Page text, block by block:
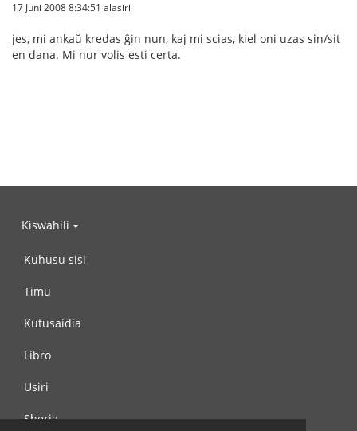
17 Juni 2008 8:34:51 alasiri
jes, mi ankaŭ kredas ĝin nun, kaj mi scias, kiel oni uzas sin/sit
en dana. Mi nur volis esti certa.
Kiswahili
Kuhusu sisi
Timu
Kutusaidia
Libro
Usiri
Sheria